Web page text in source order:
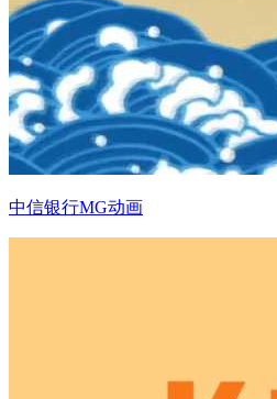
中信银行MG动画